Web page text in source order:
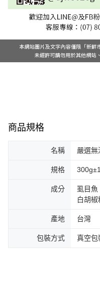
商品規格
名稱 嚴選無
規格
成分
虱目魚
白胡椒
產地 台灣
包裝方式 真空包